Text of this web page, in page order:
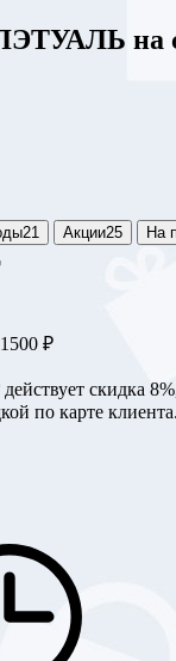
на
21 Акции25 На
₽
скидка
по карте клиента.